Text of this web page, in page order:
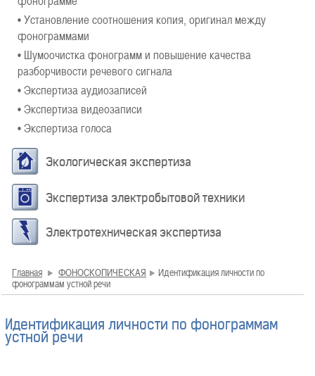
• Установление соотношения копия, оригинал между
фонограммами
• Шумоочистка фонограмм и повышение качества
разборчивости речевого сигнала
• Экспертиза аудиозаписей
• Экспертиза видеозаписи
• Экспертиза голоса
Экологическая экспертиза
Экспертиза электробытовой техники
Электротехническая экспертиза
Главная ФОНОСКОПИЧЕСКАЯ
Идентификация личности по
фонограммам устной речи
Идентификация личности по фонограммам
устной речи